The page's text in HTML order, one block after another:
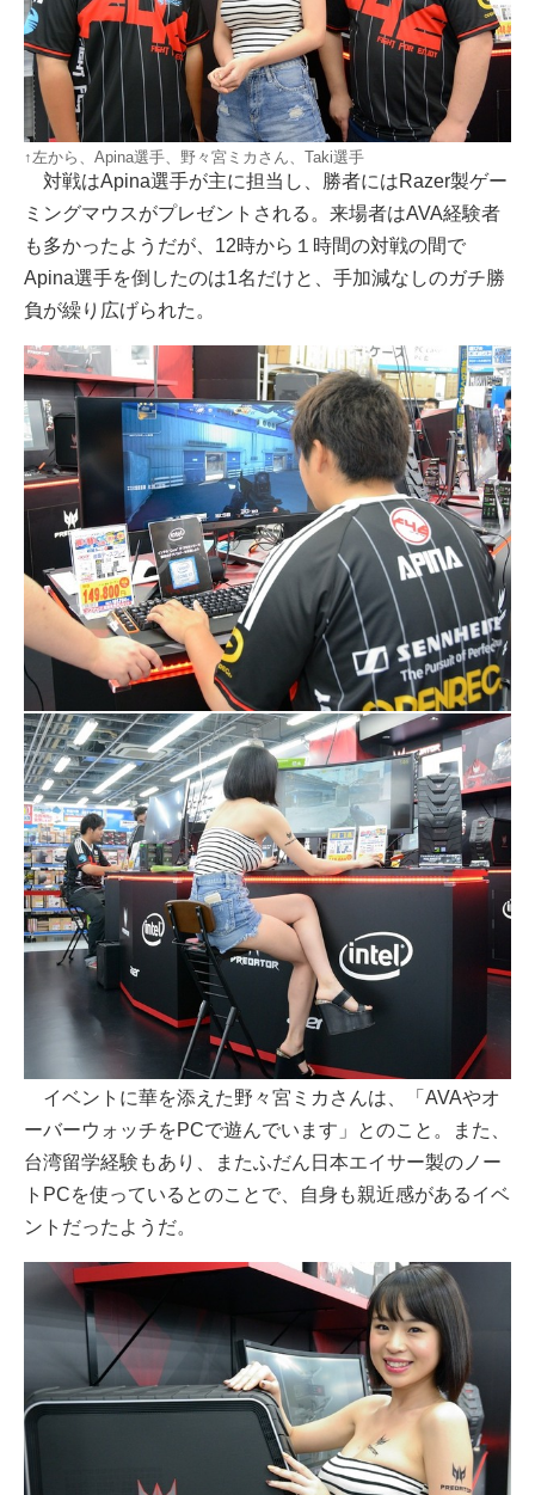
↑左から、Apina選手、野々宮ミカさん、Taki選手
対戦はApina選手が主に担当し、勝者にはRazer製ゲー
ミングマウスがプレゼントされる。来場者はAVA経験者
も多かったようだが、12時から１時間の対戦の間で
Apina選手を倒したのは1名だけと、手加減なしのガチ勝
負が繰り広げられた。
イベントに華を添えた野々宮ミカさんは、「AVAやオ
ーバーウォッチをPCで遊んでいます」とのこと。また、
台湾留学経験もあり、またふだん日本エイサー製のノー
トPCを使っているとのことで、自身も親近感があるイベ
ントだったようだ。